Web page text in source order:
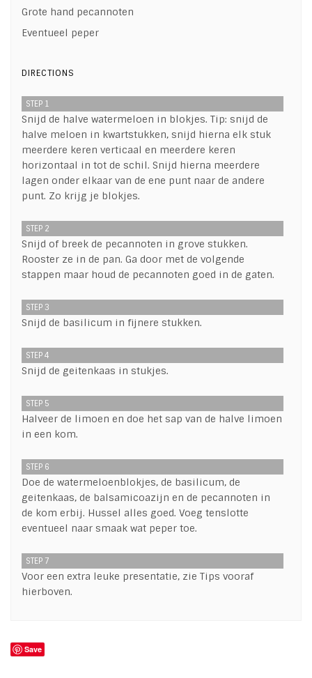
Grote hand pecannoten
Eventueel peper
DIRECTIONS
STEP 1
Snijd de halve watermeloen in blokjes. Tip: snijd de
halve meloen in kwartstukken, snijd hierna elk stuk
meerdere keren verticaal en meerdere keren
horizontaal in tot de schil. Snijd hierna meerdere
lagen onder elkaar van de ene punt naar de andere
punt. Zo krijg je blokjes.
STEP 2
Snijd of breek de pecannoten in grove stukken.
Rooster ze in de pan. Ga door met de volgende
stappen maar houd de pecannoten goed in de gaten.
STEP 3
Snijd de basilicum in fijnere stukken.
STEP 4
Snijd de geitenkaas in stukjes.
STEP 5
Halveer de limoen en doe het sap van de halve limoen
in een kom.
STEP 6
Doe de watermeloenblokjes, de basilicum, de
geitenkaas, de balsamicoazijn en de pecannoten in
de kom erbij. Hussel alles goed. Voeg tenslotte
eventueel naar smaak wat peper toe.
STEP 7
Voor een extra leuke presentatie, zie Tips vooraf
hierboven.
Save